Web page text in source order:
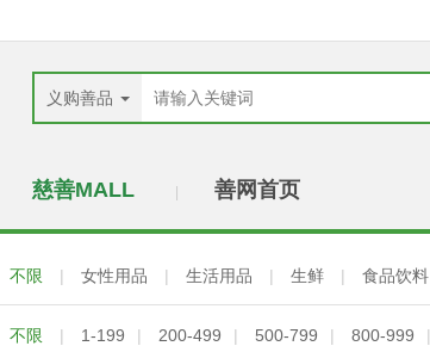
义购善品
慈善MALL 善网首页
不限 | 女性用品 | 生活用品 | 生鲜 | 食品饮料
不限 | 1-199 | 200-499 | 500-799 | 800-999 |